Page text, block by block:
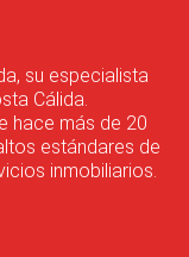
su especialista
Cálida.
hace más de 20
estándares de
inmobiliarios.